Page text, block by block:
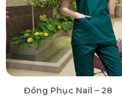
Đồng Phục Nail – 28